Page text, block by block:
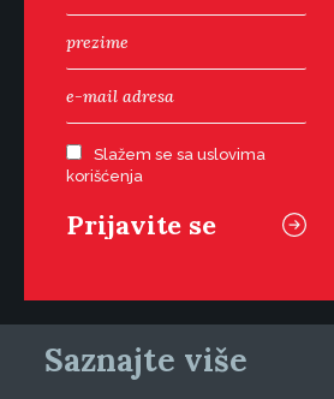
Slažem se sa uslovima
korišćenja
Saznajte više